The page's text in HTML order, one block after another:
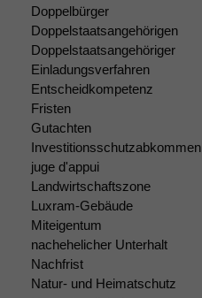
Doppelbürger
Doppelstaatsangehörigen
Doppelstaatsangehöriger
Einladungsverfahren
Entscheidkompetenz
Fristen
Gutachten
Investitionsschutzabkommen
juge d'appui
Landwirtschaftszone
Luxram-Gebäude
Miteigentum
nachehelicher Unterhalt
Nachfrist
Natur- und Heimatschutz